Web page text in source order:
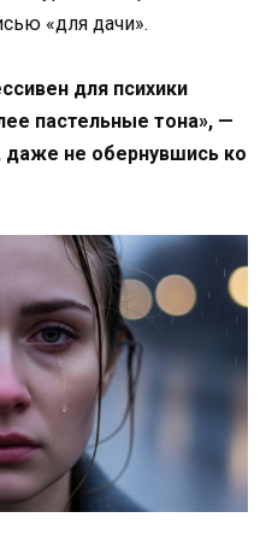
«для дачи».
для психики
пастельные тона», —
даже не обернувшись ко